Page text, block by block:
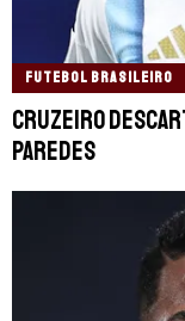
FUTEBOL BRASILEIRO
Cruzeiro
Paredes